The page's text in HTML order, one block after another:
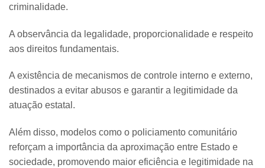
criminalidade.
A observância da legalidade, proporcionalidade e respeito
aos direitos fundamentais.
A existência de mecanismos de controle interno e externo,
destinados a evitar abusos e garantir a legitimidade da
atuação estatal.
Além disso, modelos como o policiamento comunitário
reforçam a importância da aproximação entre Estado e
sociedade, promovendo maior eficiência e legitimidade na